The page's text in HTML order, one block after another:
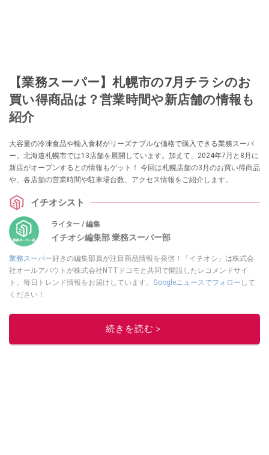
【業務スーパー】札幌市の7月チラシのお
買い得商品は？営業時間や新店舗の情報も
紹介
大容量の冷凍食品や輸入食材がリーズナブルな価格で購入できる業務スーパ
ー。北海道札幌市では13店舗を展開しています。加えて、2024年7月と8月に
新店がオープンするとの情報もゲット！ 今回は札幌店舗の3月のお買い得商品
や、各店舗の営業時間や駐車場台数、アクセス情報をご紹介します。
イチオシスト
ライター / 編集
イチオシ編集部 業務スーパー部
業務スーパー好きの編集部員が注目商品情報を発信！「イチオシ」は株式会
社オールアバウトが株式会社NTTドコモと共同で開設したレコメンドサイ
ト。毎日トレンド情報をお届けしています。 Googleニュースでフォロー して
ください！
このイチオシストの他の記事を読む
続きを読む＞